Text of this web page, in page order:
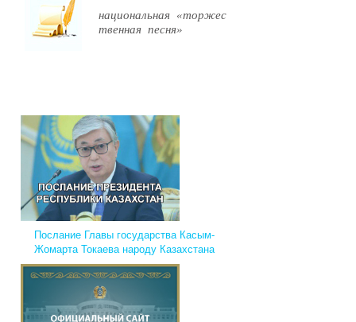
национальная «торжес
твенная песня»
Послание Главы государства Касым-
Жомарта Токаева народу Казахстана